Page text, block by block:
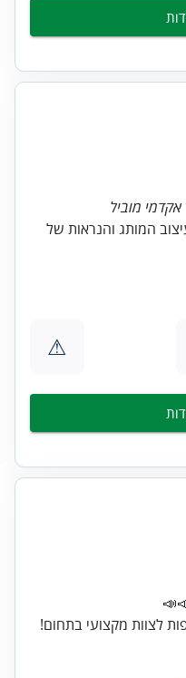
מוביל
המותג והנראות של
⚠